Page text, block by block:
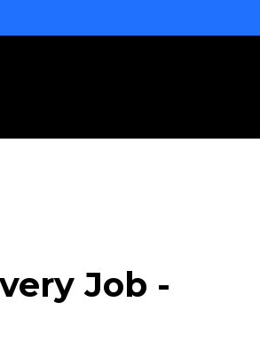
Job -